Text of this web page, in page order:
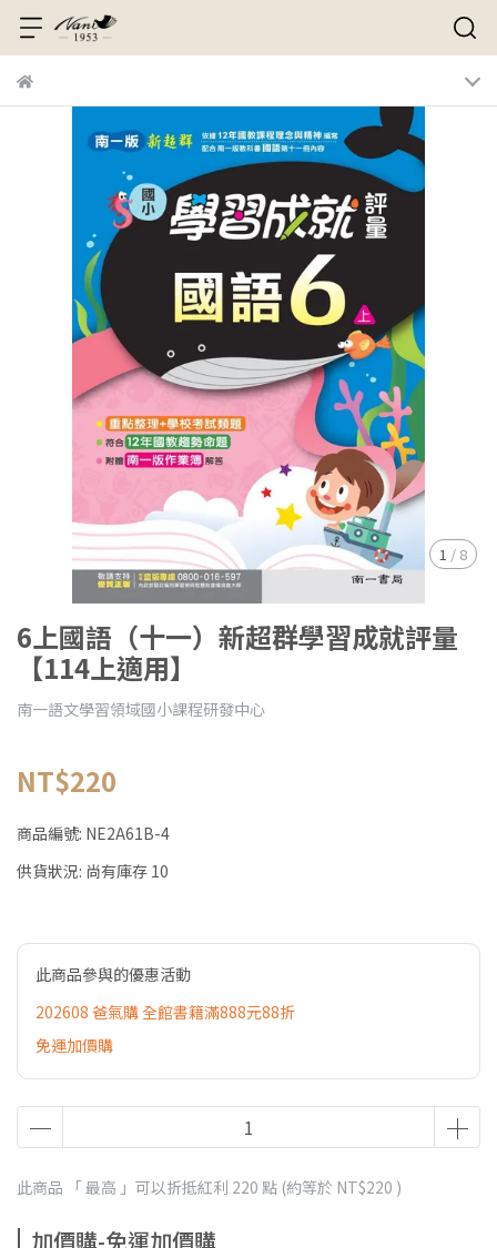
1 / 8
6上國語（十一）新超群學習成就評量
【114上適用】
南一語文學習領域國小課程研發中心
NT$220
商品編號: NE2A61B-4
供貨狀況: 尚有庫存 10
此商品參與的優惠活動
202608 爸氣購 全館書籍滿888元88折
免運加價購
此商品 「 最高 」可以折抵紅利 220 點 (約等於 NT$220 )
加價購-免運加價購